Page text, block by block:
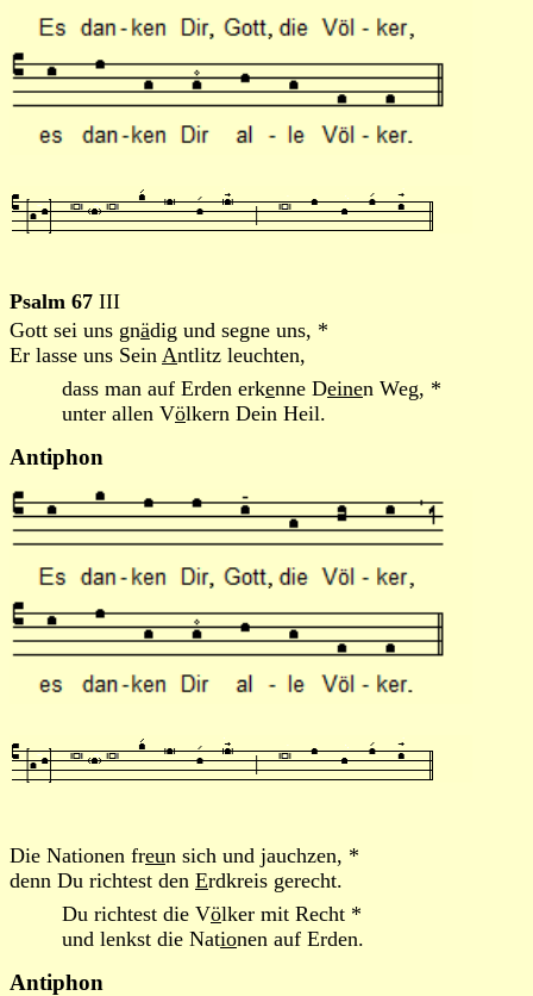
Psalm 67 III
Gott sei uns gnädig und segne uns, *
Er lasse uns Sein Antlitz leuchten,
dass man auf Erden erkenne Deinen Weg, *
unter allen Völkern Dein Heil.
Antiphon
Die Nationen freun sich und jauchzen, *
denn Du richtest den Erdkreis gerecht.
Du richtest die Völker mit Recht *
und lenkst die Nationen auf Erden.
Antiphon